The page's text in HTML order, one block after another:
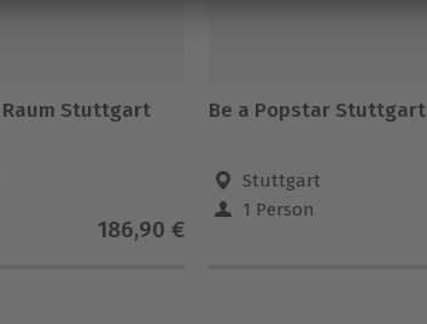
Stuttgart
186,90 €
Be a Popstar Stuttgart
Stuttgart
1 Person